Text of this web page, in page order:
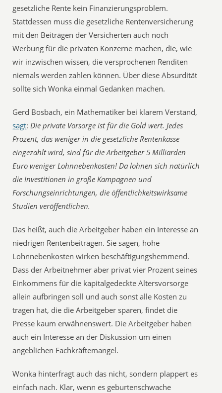
gesetzliche Rente kein Finanzierungsproblem.
Stattdessen muss die gesetzliche Rentenversicherung
mit den Beiträgen der Versicherten auch noch
Werbung für die privaten Konzerne machen, die, wie
wir inzwischen wissen, die versprochenen Renditen
niemals werden zahlen können. Über diese Absurdität
sollte sich Wonka einmal Gedanken machen.
Gerd Bosbach, ein Mathematiker bei klarem Verstand,
sagt:Die private Vorsorge ist für die Gold wert. Jedes
Prozent, das weniger in die gesetzliche Rentenkasse
eingezahlt wird, sind für die Arbeitgeber 5 Milliarden
Euro weniger Lohnnebenkosten! Da lohnen sich natürlich
die Investitionen in große Kampagnen und
Forschungseinrichtungen, die öffentlichkeitswirksame
Studien veröffentlichen.
Das heißt, auch die Arbeitgeber haben ein Interesse an
niedrigen Rentenbeiträgen. Sie sagen, hohe
Lohnnebenkosten wirken beschäftigungshemmend.
Dass der Arbeitnehmer aber privat vier Prozent seines
Einkommens für die kapitalgedeckte Altersvorsorge
allein aufbringen soll und auch sonst alle Kosten zu
tragen hat, die die Arbeitgeber sparen, findet die
Presse kaum erwähnenswert. Die Arbeitgeber haben
auch ein Interesse an der Diskussion um einen
angeblichen Fachkräftemangel.
Wonka hinterfragt auch das nicht, sondern plappert es
einfach nach. Klar, wenn es geburtenschwache